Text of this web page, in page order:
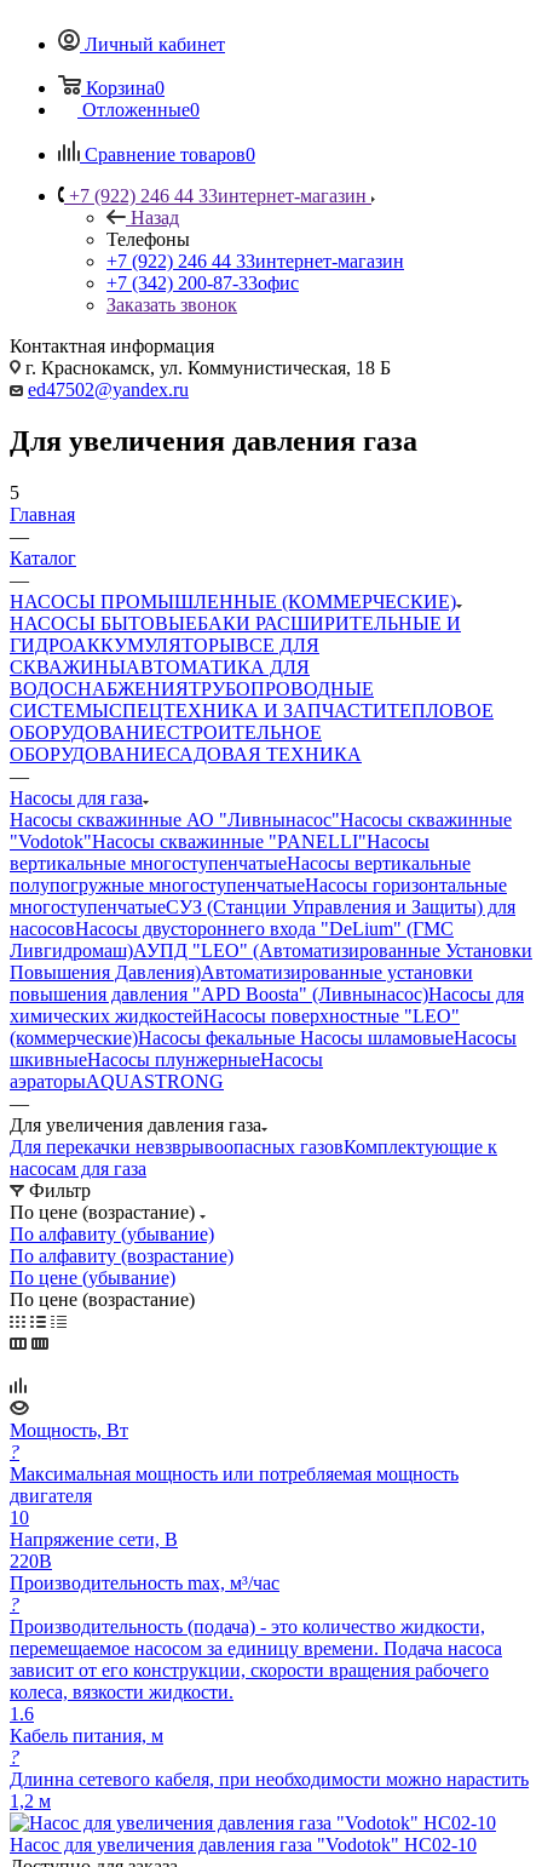
Личный кабинет
Корзина0
Отложенные0
Сравнение товаров0
+7 (922) 246 44 33интернет-магазин
Назад
Телефоны
+7 (922) 246 44 33интернет-магазин
+7 (342) 200-87-33офис
Заказать звонок
Контактная информация
г. Краснокамск, ул. Коммунистическая, 18 Б
ed47502@yandex.ru
Для увеличения давления газа
5
Главная
—
Каталог
—
НАСОСЫ ПРОМЫШЛЕННЫЕ (КОММЕРЧЕСКИЕ)
НАСОСЫ БЫТОВЫЕБАКИ РАСШИРИТЕЛЬНЫЕ И
ГИДРОАККУМУЛЯТОРЫВСЕ ДЛЯ
СКВАЖИНЫАВТОМАТИКА ДЛЯ
ВОДОСНАБЖЕНИЯТРУБОПРОВОДНЫЕ
СИСТЕМЫСПЕЦТЕХНИКА И ЗАПЧАСТИТЕПЛОВОЕ
ОБОРУДОВАНИЕСТРОИТЕЛЬНОЕ
ОБОРУДОВАНИЕСАДОВАЯ ТЕХНИКА
—
Насосы для газа
Насосы скважинные АО "Ливнынасос"Насосы скважинные
"Vodotok"Насосы скважинные "PANELLI"Насосы
вертикальные многоступенчатыеНасосы вертикальные
полупогружные многоступенчатыеНасосы горизонтальные
многоступенчатыеСУЗ (Станции Управления и Защиты) для
насосовНасосы двустороннего входа "DeLium" (ГМС
Ливгидромаш)АУПД "LEO" (Автоматизированные Установки
Повышения Давления)Автоматизированные установки
повышения давления "APD Boosta" (Ливнынасос)Насосы для
химических жидкостейНасосы поверхностные "LEO"
(коммерческие)Насосы фекальные Насосы шламовыеНасосы
шкивныеНасосы плунжерныеНасосы
аэраторыAQUASTRONG
—
Для увеличения давления газа
Для перекачки невзврывоопасных газовКомплектующие к
насосам для газа
Фильтр
По цене (возрастание)
По алфавиту (убывание)
По алфавиту (возрастание)
По цене (убывание)
По цене (возрастание)
Мощность, Вт
?
Максимальная мощность или потребляемая мощность
двигателя
10
Напряжение сети, В
220В
Производительность max, м³/час
?
Производительность (подача) - это количество жидкости,
перемещаемое насосом за единицу времени. Подача насоса
зависит от его конструкции, скорости вращения рабочего
колеса, вязкости жидкости.
1.6
Кабель питания, м
?
Длинна сетевого кабеля, при необходимости можно нарастить
1,2 м
Насос для увеличения давления газа "Vodotok" HC02-10